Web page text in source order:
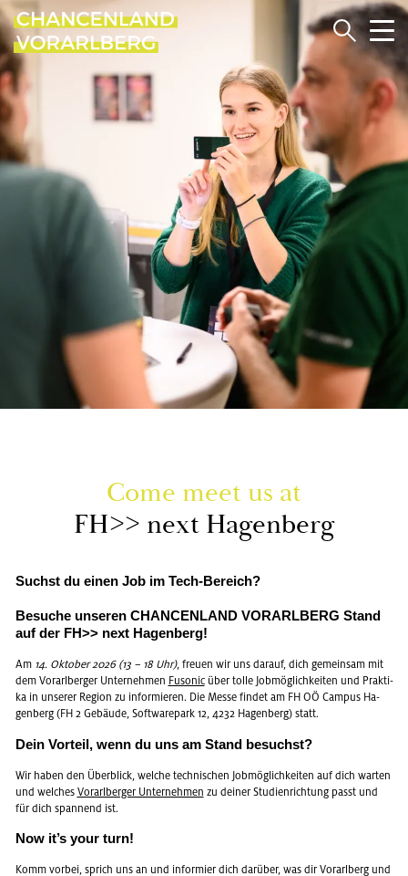
Come meet us at
FH>> next Ha­gen­berg
Suchst du einen Job im Tech-Be­reich?
Be­su­che un­se­ren CHAN­CEN­LAND VOR­ARL­BERG Stand
auf der FH>> next Ha­gen­berg!
Am 14. Ok­to­ber 2026 (13 – 18 Uhr), freu­en wir uns dar­auf, dich ge­mein­sam mit
dem Vor­arl­ber­ger Un­ter­neh­men Fu­so­nicüber tolle Job­mög­lich­kei­ten und Prak­ti­
ka in un­se­rer Re­gi­on zu in­for­mie­ren. Die Messe fin­det am FH OÖ Cam­pus Ha­
gen­berg (FH 2 Ge­bäu­de, Soft­ware­park 12, 4232 Ha­gen­berg) statt.
Dein Vor­teil, wenn du uns am Stand be­suchst?
Wir haben den Über­blick, wel­che tech­ni­schen Job­mög­lich­kei­ten auf dich war­ten
und wel­ches Vor­arl­ber­ger Un­ter­neh­men zu dei­ner Stu­di­en­rich­tung passt und
für dich span­nend ist.
Now it’s your turn!
Komm vor­bei, sprich uns an und in­for­mier dich dar­über, was dir Vor­arl­berg und